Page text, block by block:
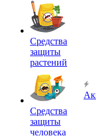
Средства
защиты
растений
Средства
защиты
человека